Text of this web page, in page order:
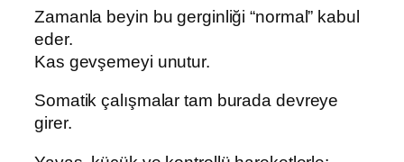
Zamanla beyin bu gerginliği “normal” kabul
eder.
Kas gevşemeyi unutur.
Somatik çalışmalar tam burada devreye
girer.